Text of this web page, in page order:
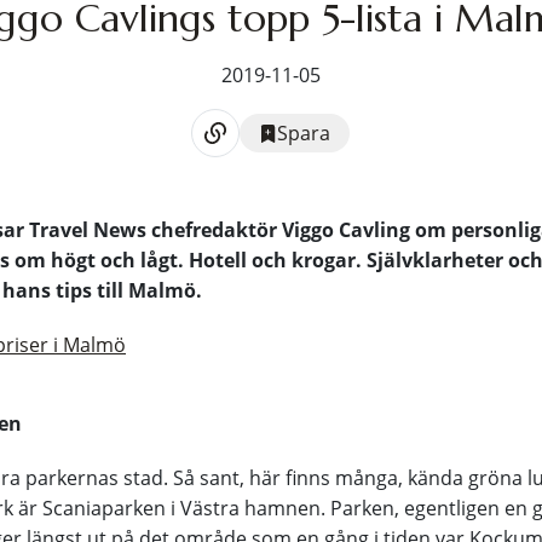
Cavlings topp 5-lista i
2019-11-05
Spara
Travel News chefredaktör Viggo Cavling om
om högt och lågt. Hotell och krogar. Självklarheter
tips till Malmö.
i Malmö
parkernas stad. Så sant, här finns många, kända gröna
är Scaniaparken i Västra hamnen. Parken, egentligen en